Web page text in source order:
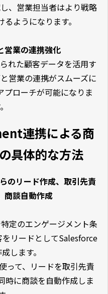
、営業担当者はより戦略
ようになります。
営業の連携強化
れた顧客データを活用す
営業の連携がスムーズに
プローチが可能になりま
連携による商
具体的な方法
リード作成、取引先責
商談自動作成
定のエンゲージメント条
リードとしてSalesforce
します。
って、リードを取引先責
時に商談を自動作成しま